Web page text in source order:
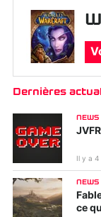
Dernières
NEWS
Il y a
NEWS
ce